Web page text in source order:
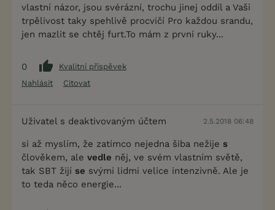
vlastní názor, jsou svérázní, trochu jinej oddíl a Vaši
trpělivost taky spehlivě procvičí Pro každou srandu,
jen mazlit se chtěj furt.To mám z první ruky...
0
Kvalitní příspěvek
Nahlásit
Citovat
Uživatel s deaktivovaným účtem 2.5.2018 06:48
si až myslím, že zatímco nejedna šiba nežije s
člověkem, ale vedle něj, ve svém vlastním světě,
tak SBT žijí se svými lidmi velice intenzivně. Ale je
to teda něco energie...